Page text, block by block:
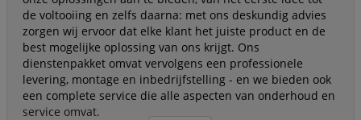
de voltooiing en zelfs daarna: met ons deskundig advies
zorgen wij ervoor dat elke klant het juiste product en de
best mogelijke oplossing van ons krijgt. Ons
dienstenpakket omvat vervolgens een professionele
levering, montage en inbedrijfstelling - en we bieden ook
een complete service die alle aspecten van onderhoud en
service omvat.